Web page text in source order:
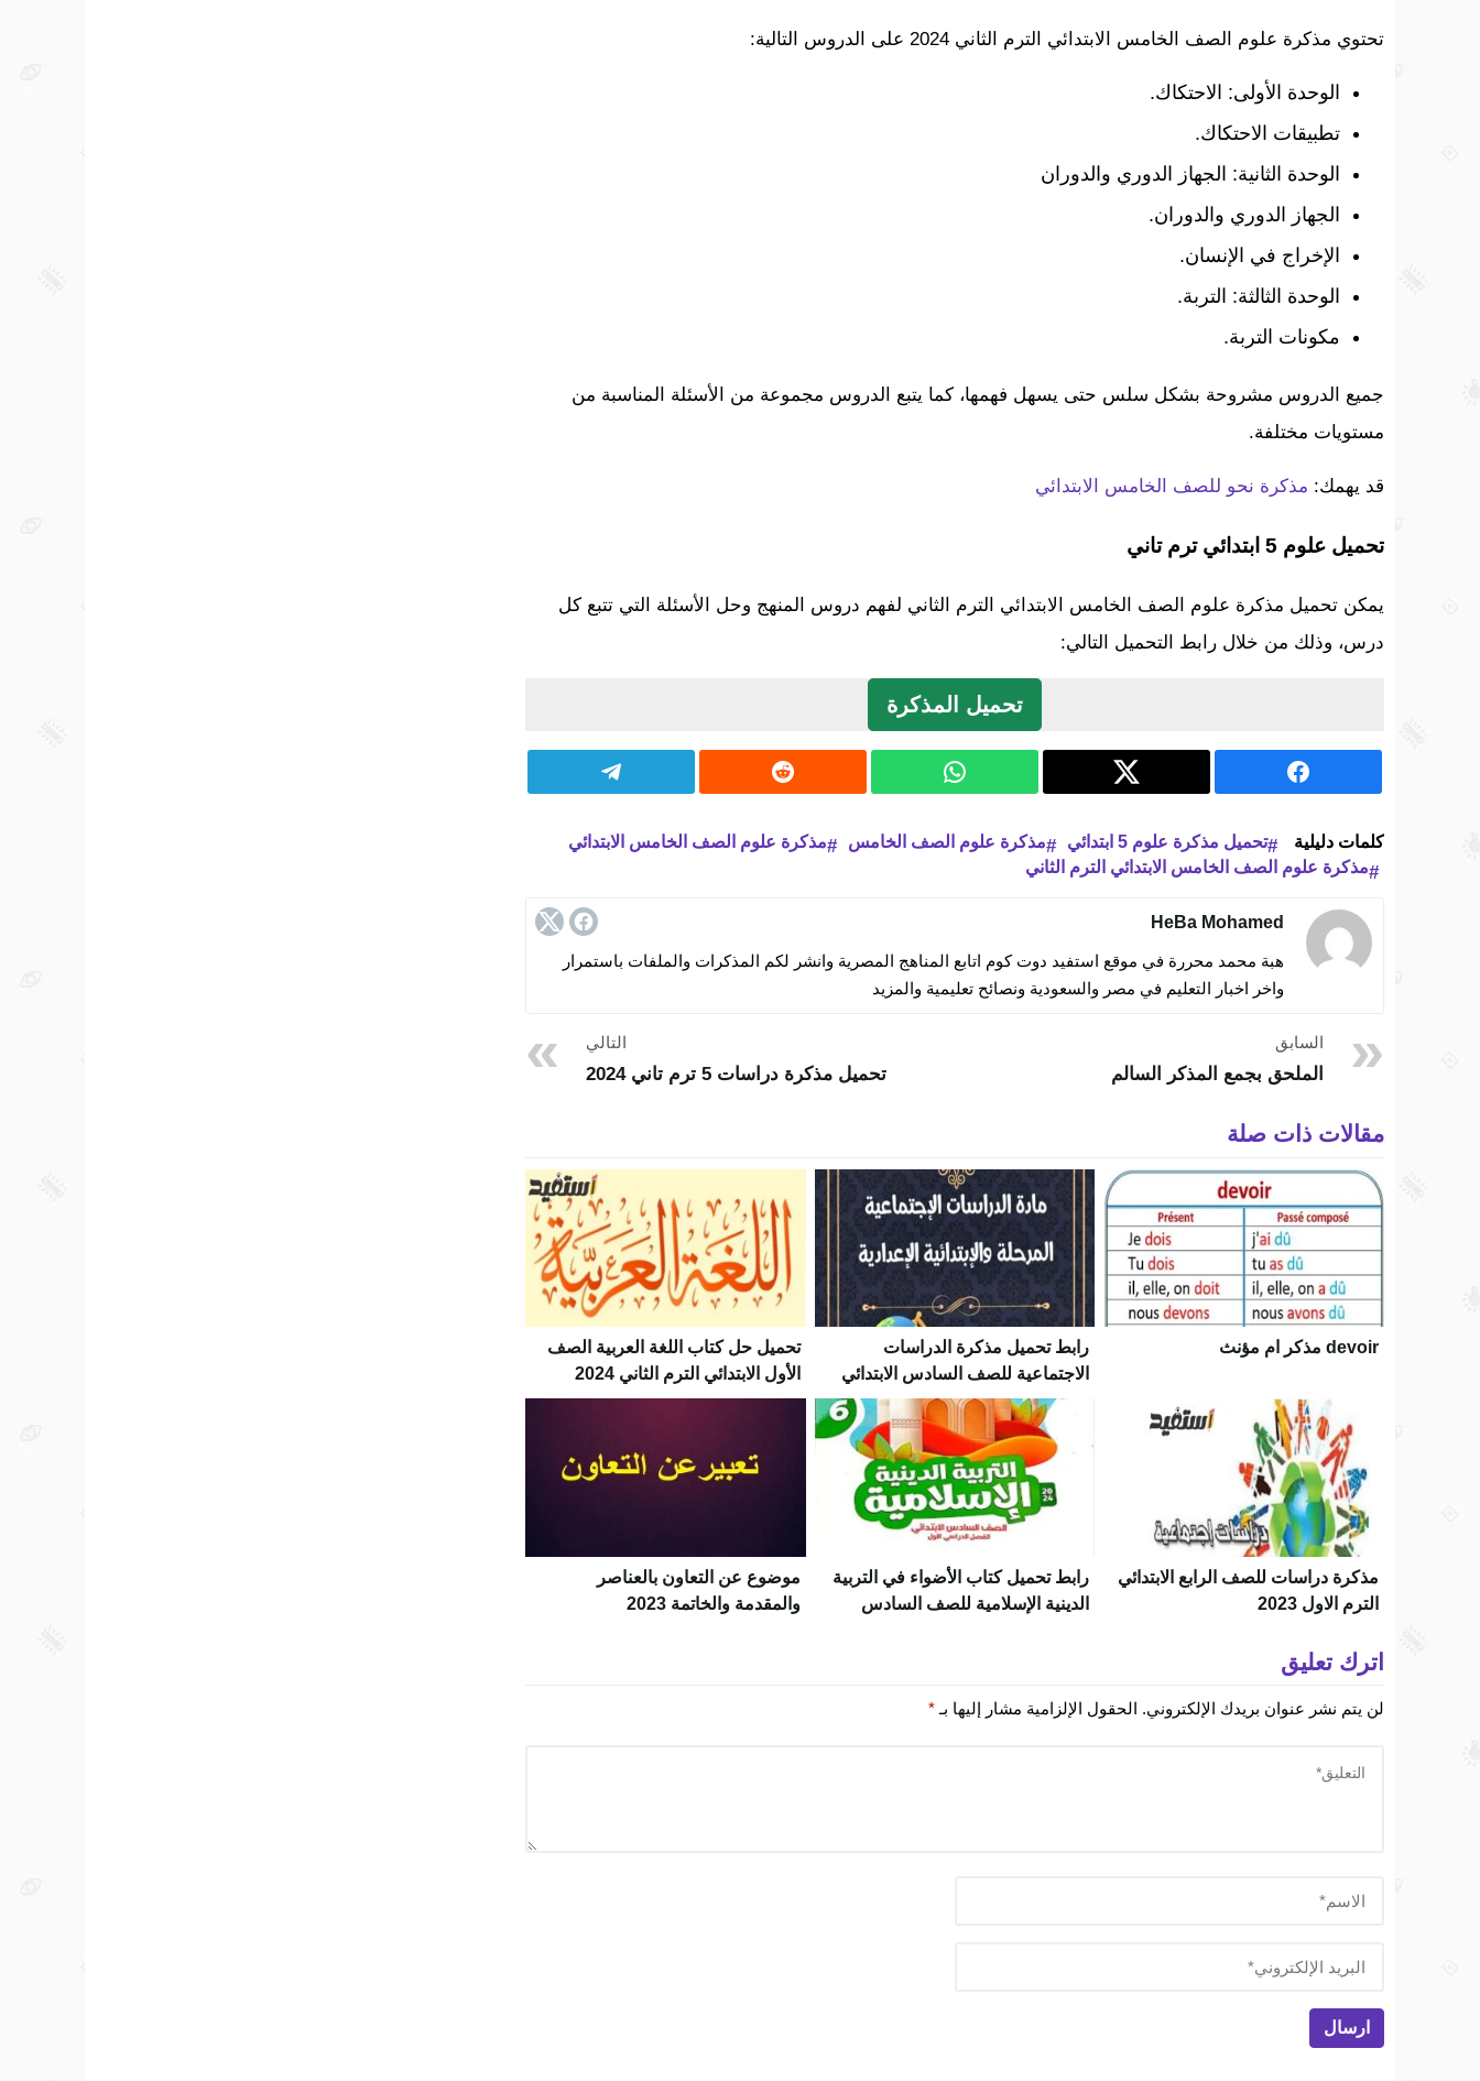
تحتوي مذكرة علوم الصف الخامس الابتدائي الترم الثاني 2024 على الدروس التالية:
الوحدة الأولى: الاحتكاك.
تطبيقات الاحتكاك.
الوحدة الثانية: الجهاز الدوري والدوران
الجهاز الدوري والدوران.
الإخراج في الإنسان.
الوحدة الثالثة: التربة.
مكونات التربة.
جميع الدروس مشروحة بشكل سلس حتى يسهل فهمها، كما يتبع الدروس مجموعة من الأسئلة المناسبة من
مستويات مختلفة.
قد يهمك: مذكرة نحو للصف الخامس الابتدائي
تحميل علوم 5 ابتدائي ترم تاني
يمكن تحميل مذكرة علوم الصف الخامس الابتدائي الترم الثاني لفهم دروس المنهج وحل الأسئلة التي تتبع كل
درس، وذلك من خلال رابط التحميل التالي:
تحميل المذكرة
كلمات دليلية تحميل مذكرة علوم 5 ابتدائي مذكرة علوم الصف الخامس
مذكرة علوم الصف الخامس الابتدائي
مذكرة علوم الصف الخامس الابتدائي الترم الثاني
HeBa Mohamed
هبة محمد محررة في موقع استفيد دوت كوم اتابع المناهج المصرية وانشر لكم المذكرات والملفات باستمرار
واخر اخبار التعليم في مصر والسعودية ونصائح تعليمية والمزيد
السابق
الملحق بجمع المذكر السالم
التالي
تحميل مذكرة دراسات 5 ترم تاني 2024
مقالات ذات صلة
devoir مذكر ام مؤنث
رابط تحميل مذكرة الدراسات
الاجتماعية للصف السادس الابتدائي
الترم الأول
تحميل حل كتاب اللغة العربية الصف
الأول الابتدائي الترم الثاني 2024
مذكرة دراسات للصف الرابع الابتدائي
الترم الاول 2023
رابط تحميل كتاب الأضواء في التربية
الدينية الإسلامية للصف السادس
موضوع عن التعاون بالعناصر
والمقدمة والخاتمة 2023
اترك تعليق
لن يتم نشر عنوان بريدك الإلكتروني. الحقول الإلزامية مشار إليها بـ *